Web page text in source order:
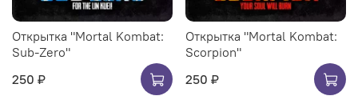
Открытка "Mortal Kombat:
Sub-Zero"
250 ₽
Открытка "Mortal Kombat:
Scorpion"
250 ₽